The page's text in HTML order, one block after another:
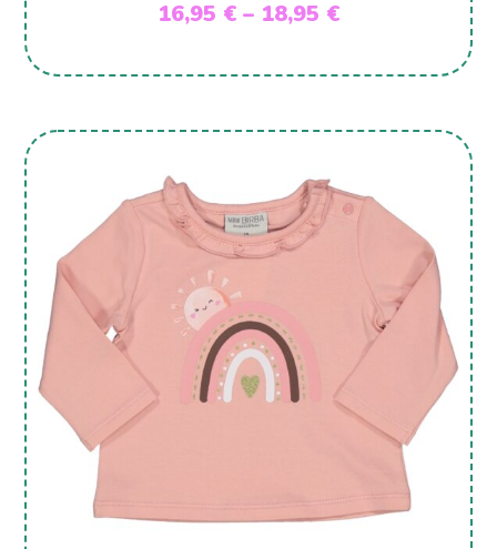
16,95 € – 18,95 €